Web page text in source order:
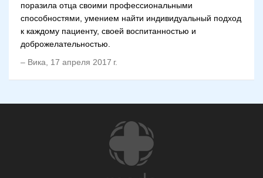
поразила отца своими профессиональными
способностями, умением найти индивидуальный подход
к каждому пациенту, своей воспитанностью и
доброжелательностью.
– Вика 17 апреля 2017 г.